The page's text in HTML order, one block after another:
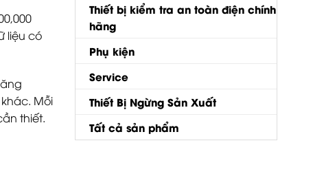
liệu có
Mỗi
thiết.
Thiết bị kiểm tra an toàn điện chính
hãng
Phụ kiện
Service
Thiết Bị Ngừng Sản Xuất
Tất cả sản phẩm